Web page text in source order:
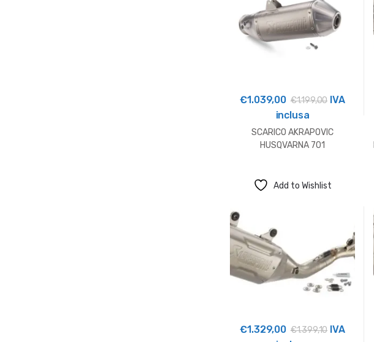
€1.039,00 €1.199,00 IVA
inclusa
SCARICO AKRAPOVIC
HUSQVARNA 701
Add to Wishlist
€1.329,00 €1.399,10 IVA